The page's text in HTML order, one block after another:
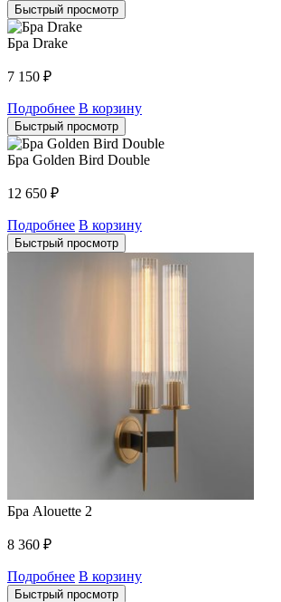
Быстрый просмотр
Бра Drake
7 150 ₽
Подробнее В корзину
Быстрый просмотр
Бра Golden Bird Double
12 650 ₽
Подробнее В корзину
Быстрый просмотр
Бра Alouette 2
8 360 ₽
Подробнее В корзину
Быстрый просмотр